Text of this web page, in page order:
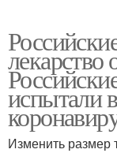
лекарство
испытали
Изменить размер